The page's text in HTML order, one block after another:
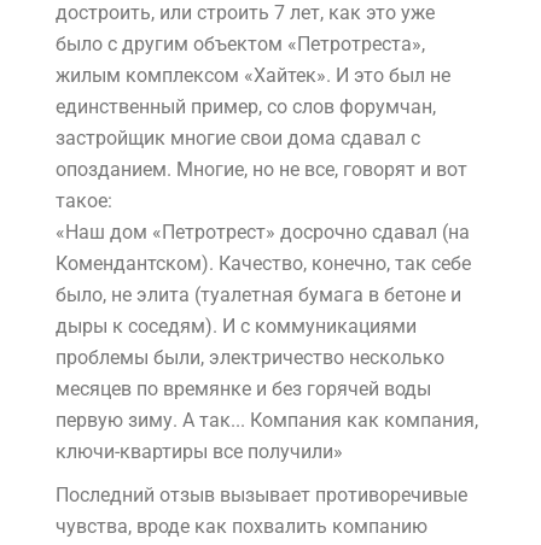
достроить, или строить 7 лет, как это уже
было с другим объектом «Петротреста»,
жилым комплексом «Хайтек». И это был не
единственный пример, со слов форумчан,
застройщик многие свои дома сдавал с
опозданием. Многие, но не все, говорят и вот
такое:
«Наш дом «Петротрест» досрочно сдавал (на
Комендантском). Качество, конечно, так себе
было, не элита (туалетная бумага в бетоне и
дыры к соседям). И с коммуникациями
проблемы были, электричество несколько
месяцев по времянке и без горячей воды
первую зиму. А так... Компания как компания,
ключи-квартиры все получили»
Последний отзыв вызывает противоречивые
чувства, вроде как похвалить компанию